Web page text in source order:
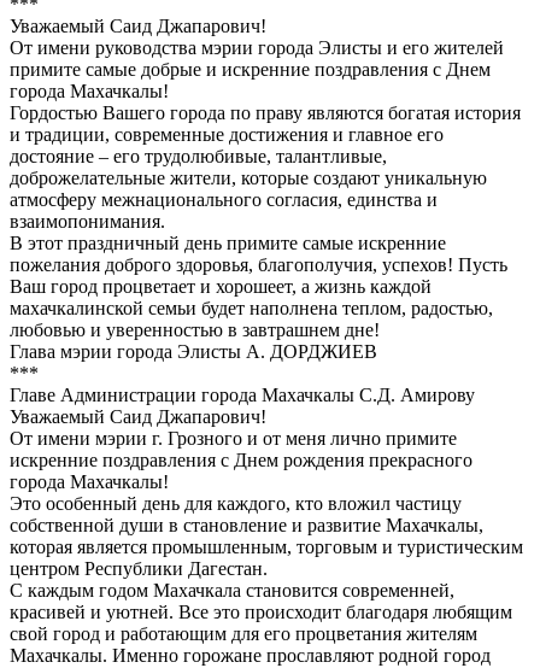
Уважаемый Саид Джапарович!
От имени руководства мэрии города Элисты и его жителей
примите самые добрые и искренние поздравления с Днем
города Махачкалы!
Гордостью Вашего города по праву являются богатая история
и традиции, современные достижения и главное его
достояние – его трудолюбивые, талантливые,
доброжелательные жители, которые создают уникальную
атмосферу межнационального согласия, единства и
взаимопонимания.
В этот праздничный день примите самые искренние
пожелания доброго здоровья, благополучия, успехов! Пусть
Ваш город процветает и хорошеет, а жизнь каждой
махачкалинской семьи будет наполнена теплом, радостью,
любовью и уверенностью в завтрашнем дне!
Глава мэрии города Элисты А. ДОРДЖИЕВ
***
Главе Администрации города Махачкалы С.Д. Амирову
Уважаемый Саид Джапарович!
От имени мэрии г. Грозного и от меня лично примите
искренние поздравления с Днем рождения прекрасного
города Махачкалы!
Это особенный день для каждого, кто вложил частицу
собственной души в становление и развитие Махачкалы,
которая является промышленным, торговым и туристическим
центром Республики Дагестан.
С каждым годом Махачкала становится современней,
красивей и уютней. Все это происходит благодаря любящим
свой город и работающим для его процветания жителям
Махачкалы. Именно горожане прославляют родной город